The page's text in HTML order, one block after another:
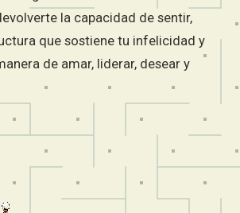
la capacidad de sentir,
que sostiene tu infelicidad y
de amar, liderar, desear y